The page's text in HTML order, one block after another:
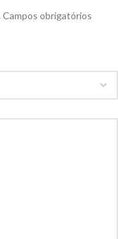
Campos obrigatórios